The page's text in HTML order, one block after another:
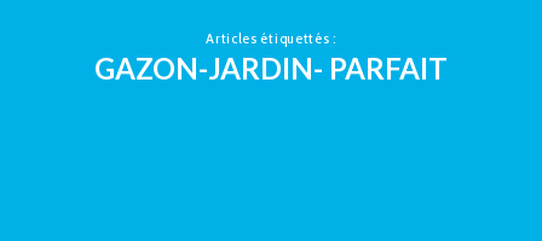
Articles étiquettés :
GAZON-JARDIN- PARFAIT